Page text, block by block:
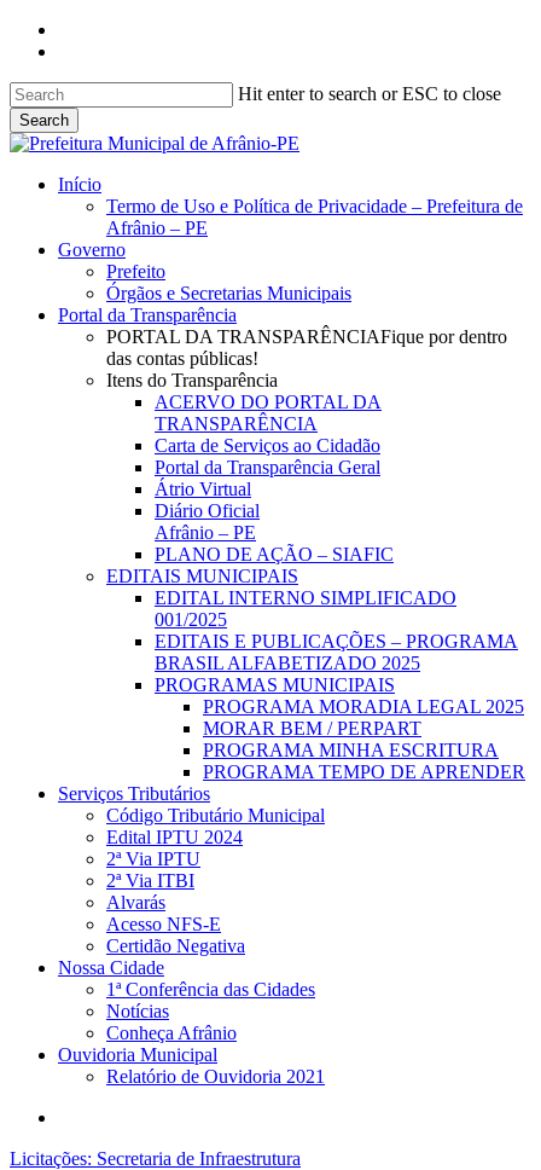
Skip
content
Hit enter to search or ESC to close
Search
Close
search
Menu
Início
Termo de Uso e Política de Privacidade – Prefeitura de
Afrânio – PE
Governo
Prefeito
Órgãos e Secretarias Municipais
Portal da Transparência
PORTAL DA TRANSPARÊNCIAFique por dentro
das contas públicas!
Itens do Transparência
ACERVO DO PORTAL DA
TRANSPARÊNCIA
Carta de Serviços ao Cidadão
Portal da Transparência Geral
Átrio Virtual
Diário Oficial
Afrânio – PE
PLANO DE AÇÃO – SIAFIC
EDITAIS MUNICIPAIS
EDITAL INTERNO SIMPLIFICADO
001/2025
EDITAIS E PUBLICAÇÕES – PROGRAMA
BRASIL ALFABETIZADO 2025
PROGRAMAS MUNICIPAIS
PROGRAMA MORADIA LEGAL 2025
MORAR BEM / PERPART
PROGRAMA MINHA ESCRITURA
PROGRAMA TEMPO DE APRENDER
Serviços Tributários
Código Tributário Municipal
Edital IPTU 2024
2ª Via IPTU
2ª Via ITBI
Alvarás
Acesso NFS-E
Certidão Negativa
Nossa Cidade
1ª Conferência das Cidades
Notícias
Conheça Afrânio
Ouvidoria Municipal
Relatório de Ouvidoria 2021
Licitações: Secretaria de Infraestrutura